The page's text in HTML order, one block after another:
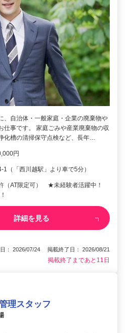
、自治体・一般家庭・企業の廃棄物や
仕事です。 家庭ごみや産業廃棄物の収
化槽の清掃保守点検など、長年…
円
（「西川越駅」より車で5分）
（AT限定可） ★未経験者活躍中！
詳細を見る
： 2026/07/24 掲載終了日： 2026/08/21
掲載終了まであと11日
理スタッフ